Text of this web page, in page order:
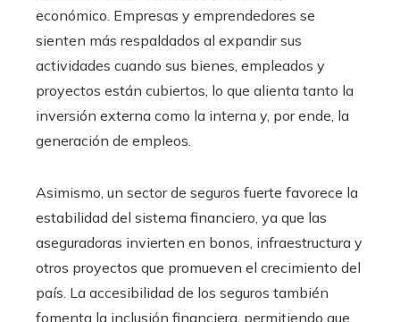
económico. Empresas y emprendedores se
sienten más respaldados al expandir sus
actividades cuando sus bienes, empleados y
proyectos están cubiertos, lo que alienta tanto la
inversión externa como la interna y, por ende, la
generación de empleos.
Asimismo, un sector de seguros fuerte favorece la
estabilidad del sistema financiero, ya que las
aseguradoras invierten en bonos, infraestructura y
otros proyectos que promueven el crecimiento del
país. La accesibilidad de los seguros también
fomenta la inclusión financiera, permitiendo que